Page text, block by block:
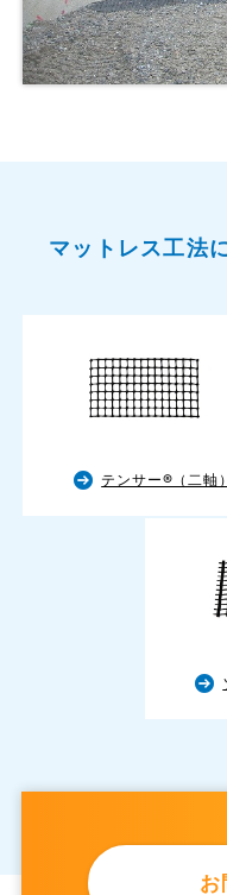
マットレス工法
テンサー®（二軸）
お